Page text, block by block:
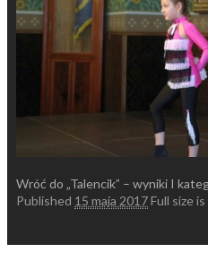
Wróć do „Talencik” – wyniki I
Published 15 maja 2017Full size is